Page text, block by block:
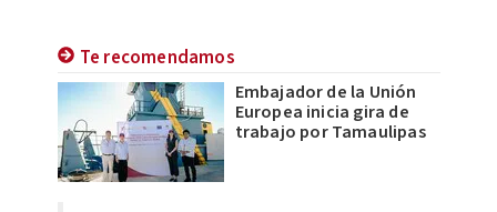
Te recomendamos
Embajador de la Unión
Europea inicia gira de
trabajo por Tamaulipas